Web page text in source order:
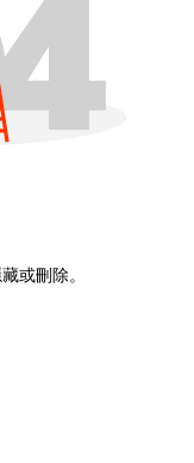
或刪除。